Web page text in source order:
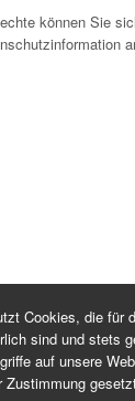
können Sie
Cookies, die für
sind und stets
auf unsere
Zustimmung